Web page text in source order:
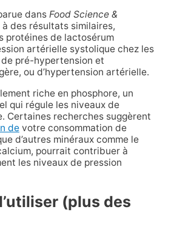
dans Food Science &
des résultats similaires,
protéines de lactosérum
artérielle systolique chez les
pré-hypertension et
ou d’hypertension artérielle.
riche en phosphore, un
qui régule les niveaux de
Certaines recherches suggèrent
devotre consommation de
d’autres minéraux comme le
pourrait contribuer à
les niveaux de pression
(plus des